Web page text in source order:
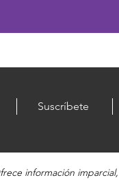
Suscríbete
información